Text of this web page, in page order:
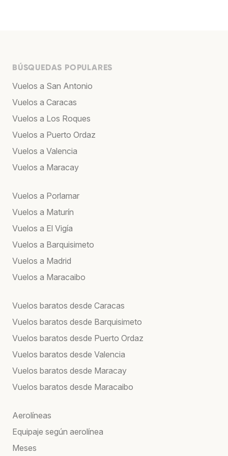
BÚSQUEDAS POPULARES
Vuelos a San Antonio
Vuelos a Caracas
Vuelos a Los Roques
Vuelos a Puerto Ordaz
Vuelos a Valencia
Vuelos a Maracay
Vuelos a Porlamar
Vuelos a Maturín
Vuelos a El Vigía
Vuelos a Barquisimeto
Vuelos a Madrid
Vuelos a Maracaibo
Vuelos baratos desde Caracas
Vuelos baratos desde Barquisimeto
Vuelos baratos desde Puerto Ordaz
Vuelos baratos desde Valencia
Vuelos baratos desde Maracay
Vuelos baratos desde Maracaibo
Aerolíneas
Equipaje según aerolínea
Meses